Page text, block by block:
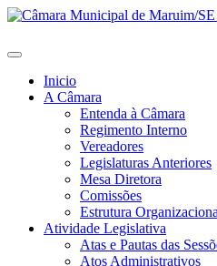
Inicio
A Câmara
Entenda à Câmara
Regimento Interno
Vereadores
Legislaturas Anteriores
Mesa Diretora
Comissões
Estrutura
Atividade Legislativa
Atas e Pautas das
Atos Administrativos